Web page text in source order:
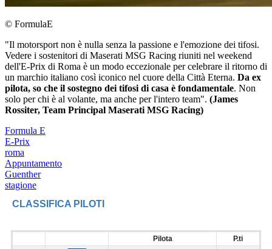
© FormulaE
"Il motorsport non è nulla senza la passione e l'emozione dei tifosi.
Vedere i sostenitori di Maserati MSG Racing riuniti nel weekend
dell'E-Prix di Roma è un modo eccezionale per celebrare il ritorno di
un marchio italiano così iconico nel cuore della Città Eterna. Da ex
pilota, so che il sostegno dei tifosi di casa è fondamentale. Non
solo per chi è al volante, ma anche per l'intero team". (James
Rossiter, Team Principal Maserati MSG Racing)
Formula E
E-Prix
roma
Appuntamento
Guenther
stagione